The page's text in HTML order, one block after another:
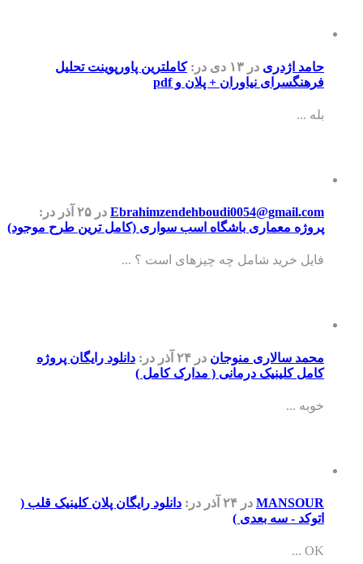
حامد اژدری در ۱۳ دی در:کاملترین پاورپوینت تحلیل
فرهنگسرای نیاوران + پلان و pdf
بله ...
Ebrahimzendehboudi0054@gmail.com در ۲۵ آذر
در:
پروژه معماری باشگاه اسب سواری (کامل ترین طرح موجود)
فایل خرید شامل چه چیزهای است ؟ ...
محمد سالاری منوجان در ۲۴ آذر در: دانلود رایگان پروژه
کامل کلینیک درمانی ( مدارک کامل )
خوبه ...
MANSOUR در ۲۴ آذر در: دانلود رایگان پلان کلینیک قلب (
اتوکد - سه بعدی )
OK ...